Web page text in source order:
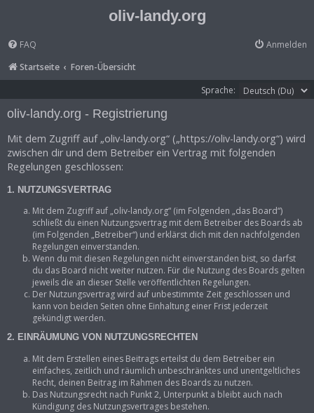
oliv-landy.org
FAQ
Anmelden
Startseite
Foren-Übersicht
Sprache:
oliv-landy.org - Registrierung
Mit dem Zugriff auf „oliv-landy.org“ („https://oliv-landy.org“) wird
zwischen dir und dem Betreiber ein Vertrag mit folgenden
Regelungen geschlossen:
1. NUTZUNGSVERTRAG
Mit dem Zugriff auf „oliv-landy.org“ (im Folgenden „das Board“)
schließt du einen Nutzungsvertrag mit dem Betreiber des Boards ab
(im Folgenden „Betreiber“) und erklärst dich mit den nachfolgenden
Regelungen einverstanden.
Wenn du mit diesen Regelungen nicht einverstanden bist, so darfst
du das Board nicht weiter nutzen. Für die Nutzung des Boards gelten
jeweils die an dieser Stelle veröffentlichten Regelungen.
Der Nutzungsvertrag wird auf unbestimmte Zeit geschlossen und
kann von beiden Seiten ohne Einhaltung einer Frist jederzeit
gekündigt werden.
2. EINRÄUMUNG VON NUTZUNGSRECHTEN
Mit dem Erstellen eines Beitrags erteilst du dem Betreiber ein
einfaches, zeitlich und räumlich unbeschränktes und unentgeltliches
Recht, deinen Beitrag im Rahmen des Boards zu nutzen.
Das Nutzungsrecht nach Punkt 2, Unterpunkt a bleibt auch nach
Kündigung des Nutzungsvertrages bestehen.